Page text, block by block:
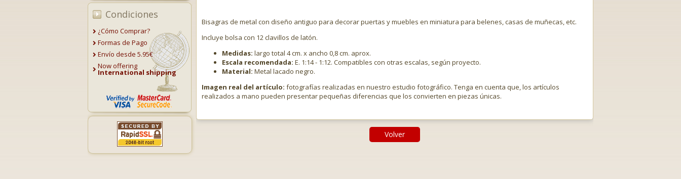
Condiciones
¿Cómo Comprar?
Formas de Pago
Envío desde 5.95€
Now offering
International shipping
Bisagras de metal con diseño antiguo para decorar puertas y muebles en miniatura para belenes, casas de muñecas, etc.
Incluye bolsa con 12 clavillos de latón.
Medidas: largo total 4 cm. x ancho 0,8 cm. aprox.
Escala recomendada: E. 1:14 - 1:12. Compatibles con otras escalas, según proyecto.
Material: Metal lacado negro.
Imagen real del artículo: fotografías realizadas en nuestro estudio fotográfico. Tenga en cuenta que, los artículos
realizados a mano pueden presentar pequeñas diferencias que los convierten en piezas únicas.
Volver